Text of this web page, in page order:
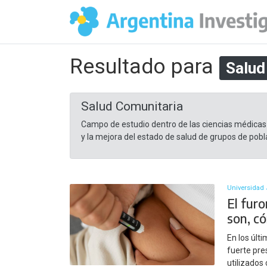
Resultado para
Salud Comunitaria
Campo de estudio dentro de las ciencias
y la mejora del estado de salud de grupos de
Universidad
El
son,
En los
fuerte
utilizados